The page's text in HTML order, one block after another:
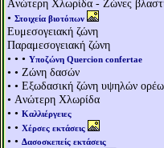
Aνώτερη Χλωρίδα - Ζώνες
• Στοιχεία βιοτόπων
Ευμεσογειακή ζώνη
Παραμεσογειακή ζώνη
• • • Υποζώνη Quercion confertae
• • Ζώνη δασών
• • Εξωδασική ζώνη υψηλών
• Aνώτερη Χλωρίδα
• • Καλλιέργειες
• • Χέρσες εκτάσεις
• • Δασοσκεπείς εκτάσεις